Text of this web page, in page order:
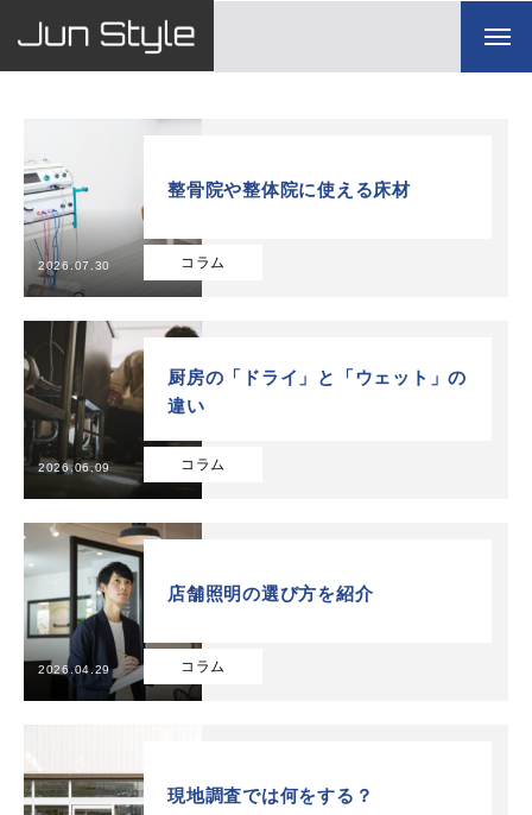
コラム
整骨院や整体院に使える床材
2026.07.30
コラム
厨房の「ドライ」と「ウェット」の
違い
2026.06.09
コラム
店舗照明の選び方を紹介
2026.04.29
現地調査では何をする？